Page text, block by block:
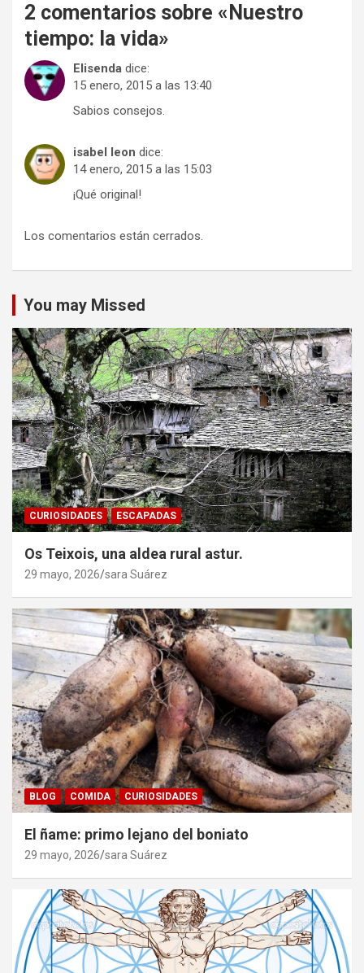
2 comentarios sobre « Nuestro
tiempo: la vida»
Elisenda dice:
15 enero, 2015 a las 13:40
Sabios consejos.
isabel leon dice:
14 enero, 2015 a las 15:03
¡Qué original!
Los comentarios están cerrados.
You may Missed
CURIOSIDADES ESCAPADAS
Os Teixois, una aldea rural astur.
29 mayo, 2026 sara Suárez
BLOG COMIDA CURIOSIDADES
El ñame: primo lejano del boniato
29 mayo, 2026 sara Suárez